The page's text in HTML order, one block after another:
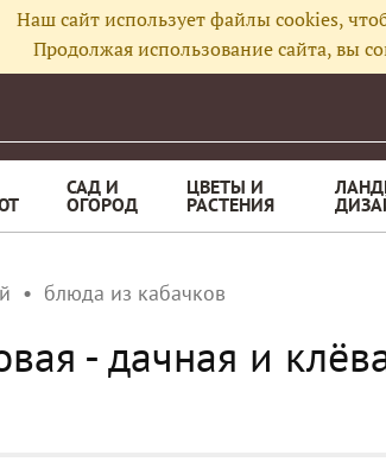
Наш сайт использует файлы cookies,
Продолжая использование сайта, вы
САД И
ОГОРОД
ЦВЕТЫ И
РАСТЕНИЯ
блюда из кабачков
- дачная и